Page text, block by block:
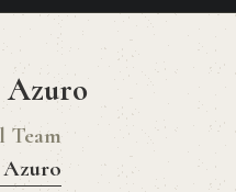
Team